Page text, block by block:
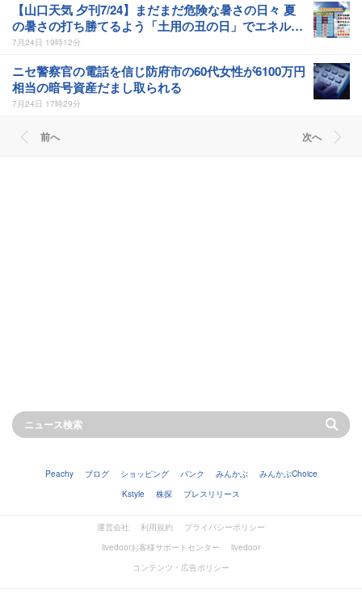
【山口天気 夕刊7/24】まだまだ危険な暑さの日々 夏
の暑さの打ち勝てるよう「土用の丑の日」でエネルギ
ーチャージを
7月24日 19時12分
ニセ警察官の電話を信じ防府市の60代女性が6100万円
相当の暗号資産だまし取られる
7月24日 17時29分
前へ 次へ
Peachy ブログ ショッピング バンク みんかぶ
みんかぶChoice
Kstyle
株探 プレスリリース
運営会社 利用規約
プライバシーポリシー
livedoorお客様サポートセンター
livedoor
コンテンツ・広告ポリシー